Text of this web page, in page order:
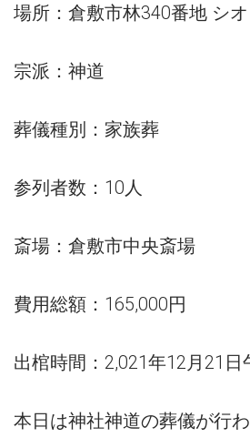
場所：倉敷市林340番地 シ
宗派：神道
葬儀種別：家族葬
参列者数：10人
斎場：倉敷市中央斎場
費用総額：165,000円
出棺時間：2,021年12月21日
本日は神社神道の葬儀が行わ